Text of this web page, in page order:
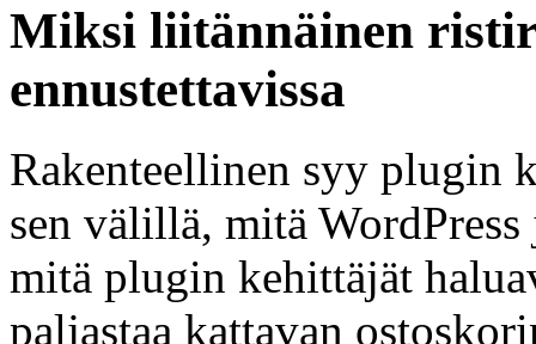
Miksi liitännäinen
ennustettavissa
Rakenteellinen syy plugin
sen välillä, mitä
mitä plugin kehittäjät
paljastaa kattavan